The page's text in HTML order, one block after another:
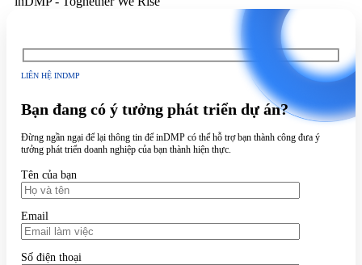
LIÊN HỆ INDMP
Bạn đang có ý tưởng phát triển dự án?
Đừng ngần ngại để lại thông tin để inDMP có thể hỗ trợ bạn thành công đưa ý
tưởng phát triển doanh nghiệp của bạn thành hiện thực.
Tên của bạn
Email
Số điện thoại